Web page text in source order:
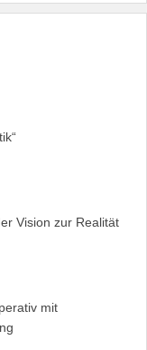
Vision zur Realität
mit